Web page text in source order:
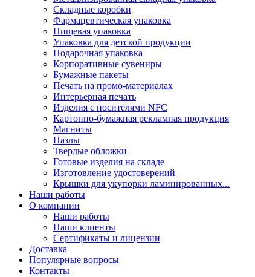
Складные коробки
Фармацевтическая упаковка
Пищевая упаковка
Упаковка для детской продукции
Подарочная упаковка
Корпоративные сувениры
Бумажные пакеты
Печать на промо-материалах
Интерьерная печать
Изделия с носителями NFC
Картонно-бумажная рекламная продукция
Магниты
Пазлы
Твердые обложки
Готовые изделия на складе
Изготовление удостоверений
Крышки для укупорки ламинированных...
Наши работы
О компании
Наши работы
Наши клиенты
Сертификаты и лицензии
Доставка
Популярные вопросы
Контакты